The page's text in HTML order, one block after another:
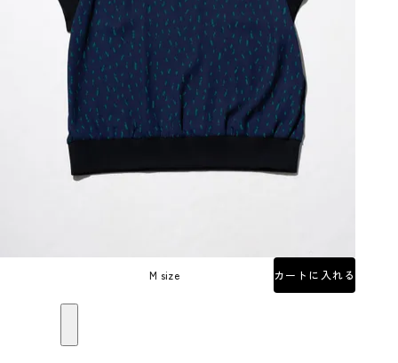
M size カートに入れる